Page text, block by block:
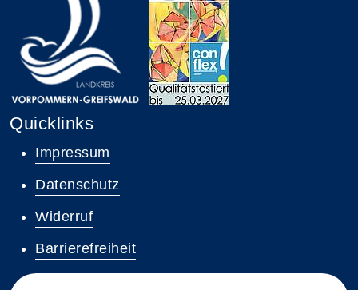
Quicklinks
Impressum
Datenschutz
Widerruf
Barrierefreiheit